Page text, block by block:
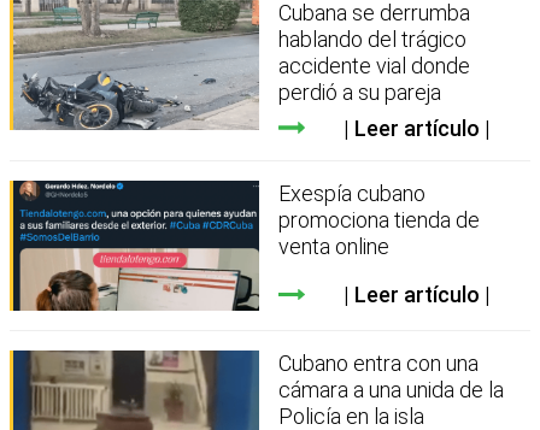
Cubana se derrumba
hablando del trágico
accidente vial donde
perdió a su pareja
Leer artículo
Exespía cubano
promociona tienda de
venta online
Leer artículo
Cubano entra con una
cámara a una unida de la
Policía en la isla